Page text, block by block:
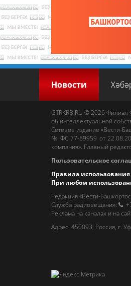
Новости
GTRKRB.RU © 2026 Филиал
об интеллектуальной
Сетевое издание «Вести-
№ ФС 77-89959 от
компания». Главный
Пользовательское
Правила
При любом
Редакция «Вести-
Cлужба радиовещания:
Реклама на каналах и на
Адрес: 450093, Россия, г.